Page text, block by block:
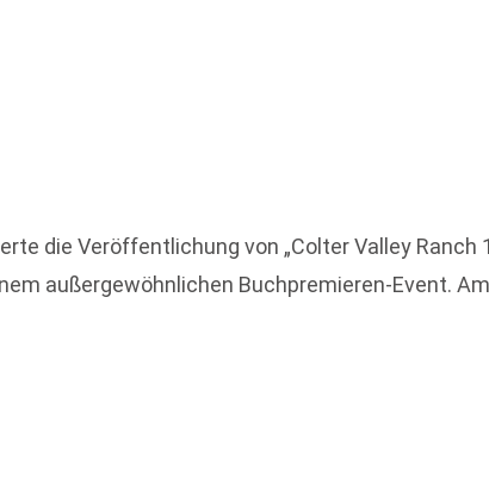
die Veröffentlichung von „Colter Valley Ranch
außergewöhnlichen Buchpremieren-Event.